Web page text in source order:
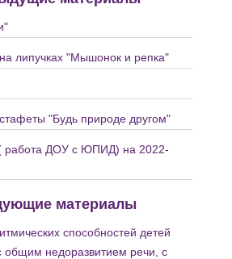
липучках "Мышонок и репка"
"Будь природе другом"
работа ДОУ с ЮПИД) на 2022-
материалы
способностей детей
общим недоразвитием речи, с